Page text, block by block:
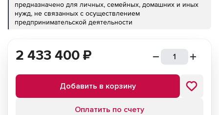
предназначено для личных, семейных, домашних и иных
нужд, не связанных с осуществлением
предпринимательской деятельности
2 433 400 ₽
Добавить в корзину
Оплатить по счету